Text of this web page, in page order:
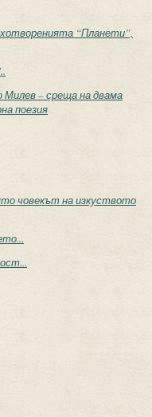
“Планети”,
Милев – среща на двама
поезия
човекът на изкуството